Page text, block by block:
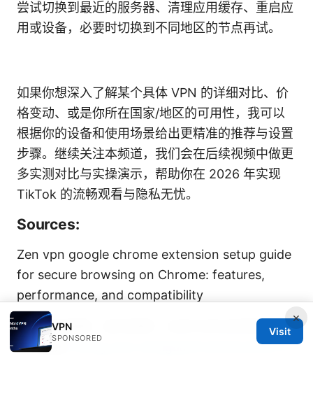
尝试切换到最近的服务器、清理应用缓存、重启应
用或设备，必要时切换到不同地区的节点再试。
如果你想深入了解某个具体 VPN 的详细对比、价
格变动、或是你所在国家/地区的可用性，我可以
根据你的设备和使用场景给出更精准的推荐与设置
步骤。继续关注本频道，我们会在后续视频中做更
多实测对比与实操演示，帮助你在 2026 年实现
TikTok 的流畅观看与隐私无忧。
Sources:
Zen vpn google chrome extension setup guide
for secure browsing on Chrome: features,
performance, and compatibility
Vpn购买指南：如何选择、比较与优化你的隐私与
上网速度
Fixing your wireguard tunnel when it
×
VPN
SPONSORED
Visit